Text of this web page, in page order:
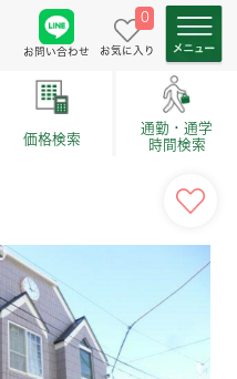
お問い合わせ
0
お気に入り
価格検索
通勤・通学
時間検索